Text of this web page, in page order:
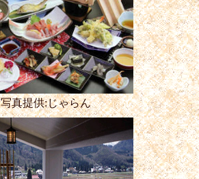
写真提供:じゃらん